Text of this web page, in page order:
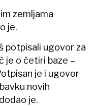
zemljama
je.
potpisali ugovor za
je o četiri baze –
je i ugovor
novih
je.